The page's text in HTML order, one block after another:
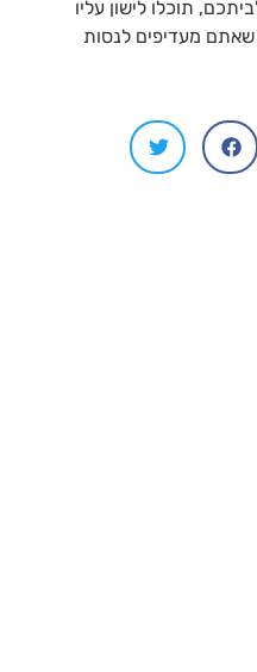
תוכלו לישון עליו
מעדיפים לנסות